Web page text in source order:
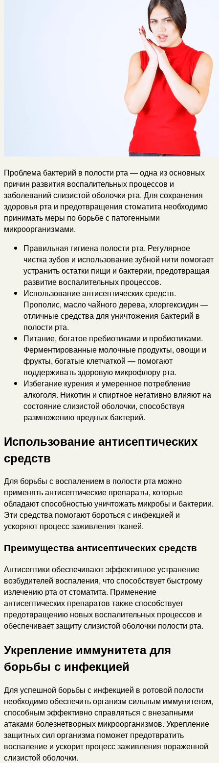
Проблема бактерий в полости рта — одна из основных
причин развития воспалительных процессов и
заболеваний слизистой оболочки рта. Для сохранения
здоровья рта и предотвращения стоматита необходимо
принимать меры по борьбе с патогенными
микроорганизмами.
Правильная гигиена полости рта. Регулярное
чистка зубов и использование зубной нити помогает
устранить остатки пищи и бактерии, предотвращая
развитие воспалительных процессов.
Использование антисептических средств.
Прополис, масло чайного дерева, хлоргексидин —
отличные средства для уничтожения бактерий в
полости рта.
Питание, богатое пребиотиками и пробиотиками.
Ферментированные молочные продукты, овощи и
фрукты, богатые клетчаткой — помогают
поддерживать здоровую микрофлору рта.
Избегание курения и умеренное потребление
алкоголя. Никотин и спиртное негативно влияют на
состояние слизистой оболочки, способствуя
размножению вредных бактерий.
Использование антисептических
средств
Для борьбы с воспалением в полости рта можно
применять антисептические препараты, которые
обладают способностью уничтожать микробы и бактерии.
Эти средства помогают бороться с инфекцией и
ускоряют процесс заживления тканей.
Преимущества антисептических средств
Антисептики обеспечивают эффективное устранение
возбудителей воспаления, что способствует быстрому
излечению рта от стоматита. Применение
антисептических препаратов также способствует
предотвращению новых воспалительных процессов и
обеспечивает защиту слизистой оболочки полости рта.
Укрепление иммунитета для
борьбы с инфекцией
Для успешной борьбы с инфекцией в ротовой полости
необходимо обеспечить организм сильным иммунитетом,
способным эффективно справляться с внезапными
атаками болезнетворных микроорганизмов. Укрепление
защитных сил организма поможет предотвратить
воспаление и ускорит процесс заживления пораженной
слизистой оболочки.